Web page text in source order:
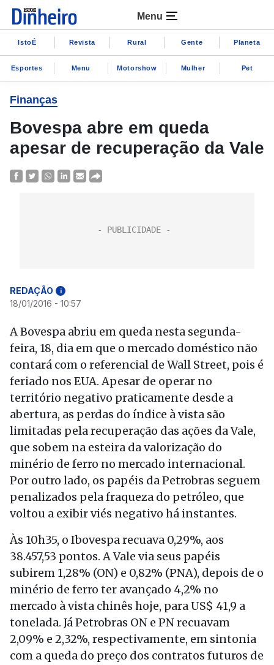
Menu
IstoÉ Revista Rural Gente Planeta
Esportes Menu Motorshow Mulher Pet
Finanças
Bovespa abre em queda
apesar de recuperação da Vale
REDAÇÃO i
18/01/2016 - 10:57
A Bovespa abriu em queda nesta segunda-
feira, 18, dia em que o mercado doméstico não
contará com o referencial de Wall Street, pois é
feriado nos EUA. Apesar de operar no
território negativo praticamente desde a
abertura, as perdas do índice à vista são
limitadas pela recuperação das ações da Vale,
que sobem na esteira da valorização do
minério de ferro no mercado internacional.
Por outro lado, os papéis da Petrobras seguem
penalizados pela fraqueza do petróleo, que
voltou a exibir viés negativo há instantes.
Às 10h35, o Ibovespa recuava 0,29%, aos
38.457,53 pontos. A Vale via seus papéis
subirem 1,28% (ON) e 0,82% (PNA), depois de o
minério de ferro ter avançado 4,2% no
mercado à vista chinês hoje, para US$ 41,9 a
tonelada. Já Petrobras ON e PN recuavam
2,09% e 2,32%, respectivamente, em sintonia
com a queda do preço dos contratos futuros de